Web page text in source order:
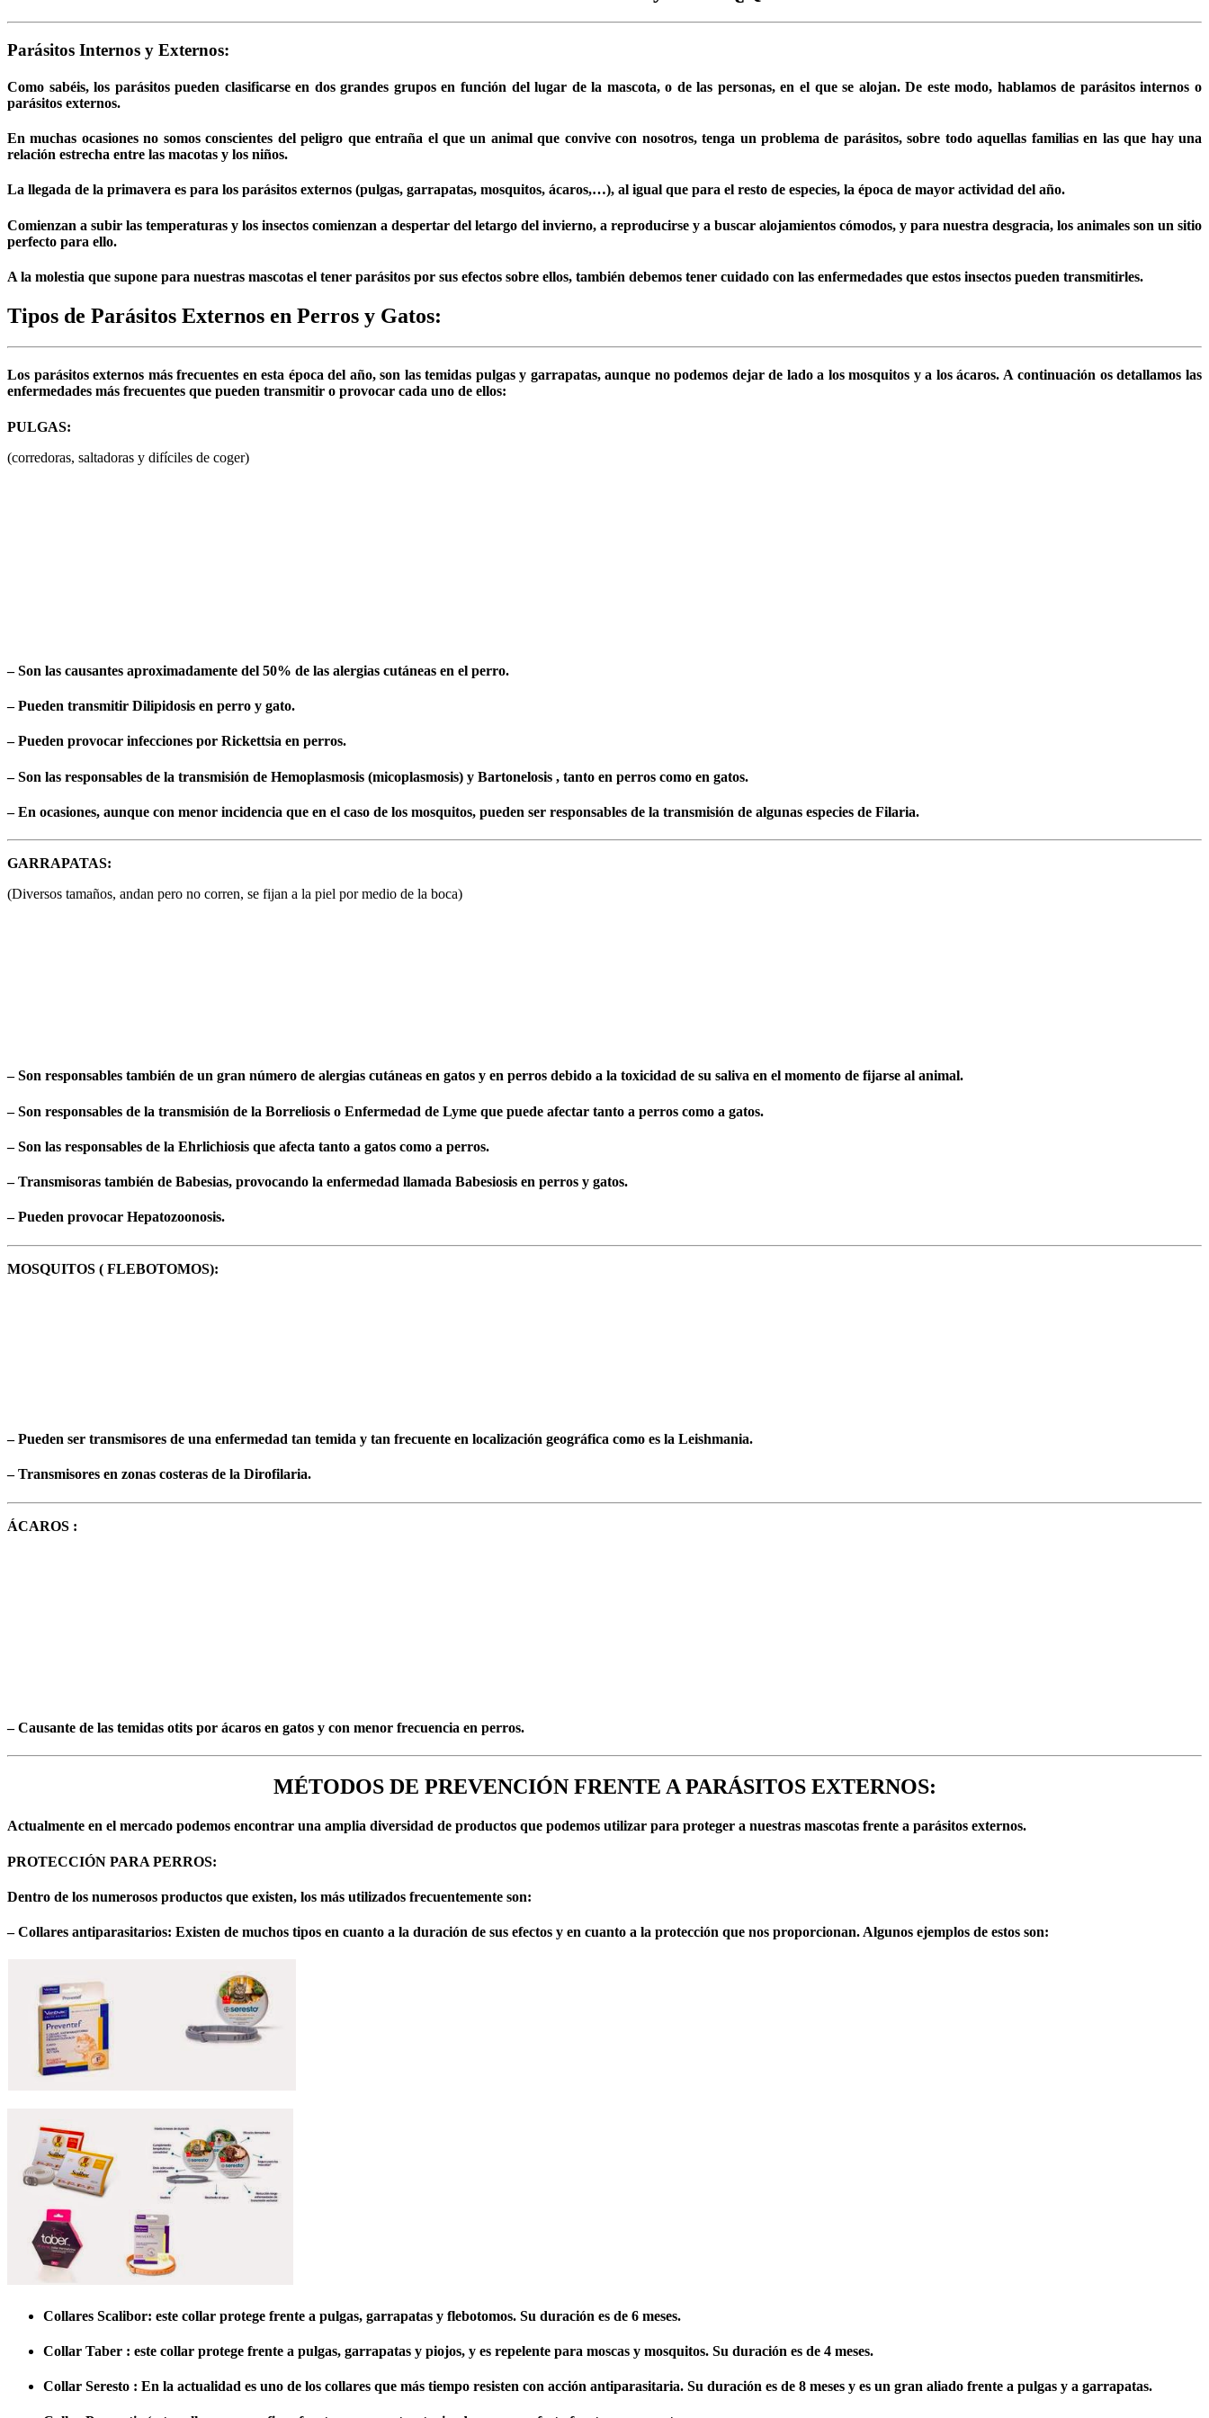
Parásitos Internos y Externos:
Como sabéis, los parásitos pueden clasificarse en dos grandes grupos en función del lugar de la mascota, o de las personas, en el que se alojan. De este modo, hablamos de parásitos internos o
parásitos externos.
En muchas ocasiones no somos conscientes del peligro que entraña el que un animal que convive con nosotros, tenga un problema de parásitos, sobre todo aquellas familias en las que hay una
relación estrecha entre las macotas y los niños.
La llegada de la primavera es para los parásitos externos (pulgas, garrapatas, mosquitos, ácaros,…), al igual que para el resto de especies, la época de mayor actividad del año.
Comienzan a subir las temperaturas y los insectos comienzan a despertar del letargo del invierno, a reproducirse y a buscar alojamientos cómodos, y para nuestra desgracia, los animales son un sitio
perfecto para ello.
A la molestia que supone para nuestras mascotas el tener parásitos por sus efectos sobre ellos, también debemos tener cuidado con las enfermedades que estos insectos pueden transmitirles.
Tipos de Parásitos Externos en Perros y Gatos:
Los parásitos externos más frecuentes en esta época del año, son las temidas pulgas y garrapatas, aunque no podemos dejar de lado a los mosquitos y a los ácaros. A continuación os detallamos las
enfermedades más frecuentes que pueden transmitir o provocar cada uno de ellos:
PULGAS:
(corredoras, saltadoras y difíciles de coger)
– Son las causantes aproximadamente del 50% de las alergias cutáneas en el perro.
– Pueden transmitir Dilipidosis en perro y gato.
– Pueden provocar infecciones por Rickettsia en perros.
– Son las responsables de la transmisión de Hemoplasmosis (micoplasmosis) y Bartonelosis , tanto en perros como en gatos.
– En ocasiones, aunque con menor incidencia que en el caso de los mosquitos, pueden ser responsables de la transmisión de algunas especies de Filaria.
GARRAPATAS:
(Diversos tamaños, andan pero no corren, se fijan a la piel por medio de la boca)
– Son responsables también de un gran número de alergias cutáneas en gatos y en perros debido a la toxicidad de su saliva en el momento de fijarse al animal.
– Son responsables de la transmisión de la Borreliosis o Enfermedad de Lyme que puede afectar tanto a perros como a gatos.
– Son las responsables de la Ehrlichiosis que afecta tanto a gatos como a perros.
– Transmisoras también de Babesias, provocando la enfermedad llamada Babesiosis en perros y gatos.
– Pueden provocar Hepatozoonosis.
MOSQUITOS ( FLEBOTOMOS):
– Pueden ser transmisores de una enfermedad tan temida y tan frecuente en localización geográfica como es la Leishmania.
– Transmisores en zonas costeras de la Dirofilaria.
ÁCAROS :
– Causante de las temidas otits por ácaros en gatos y con menor frecuencia en perros.
MÉTODOS DE PREVENCIÓN FRENTE A PARÁSITOS EXTERNOS:
Actualmente en el mercado podemos encontrar una amplia diversidad de productos que podemos utilizar para proteger a nuestras mascotas frente a parásitos externos.
PROTECCIÓN PARA PERROS:
Dentro de los numerosos productos que existen, los más utilizados frecuentemente son:
– Collares antiparasitarios: Existen de muchos tipos en cuanto a la duración de sus efectos y en cuanto a la protección que nos proporcionan. Algunos ejemplos de estos son:
Collares Scalibor: este collar protege frente a pulgas, garrapatas y flebotomos. Su duración es de 6 meses.
Collar Taber : este collar protege frente a pulgas, garrapatas y piojos, y es repelente para moscas y mosquitos. Su duración es de 4 meses.
Collar Seresto : En la actualidad es uno de los collares que más tiempo resisten con acción antiparasitaria. Su duración es de 8 meses y es un gran aliado frente a pulgas y a garrapatas.